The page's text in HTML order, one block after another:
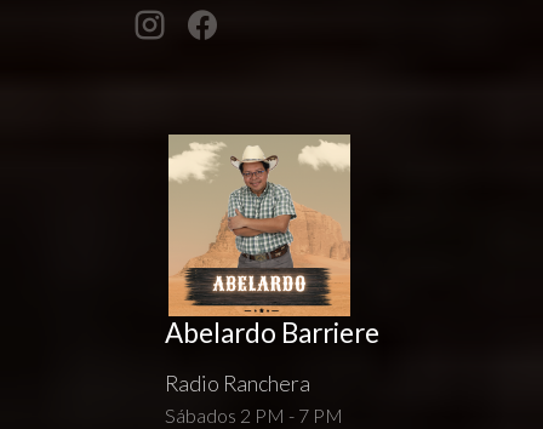
Abelardo Barriere
Radio Ranchera
Sábados 2 PM - 7 PM